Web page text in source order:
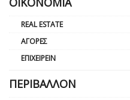
REAL ESTATE
ΑΓΟΡΈΣ
ΕΠΙΧΕΙΡΕΊΝ
ΠΕΡΙΒΆΛΛΟΝ